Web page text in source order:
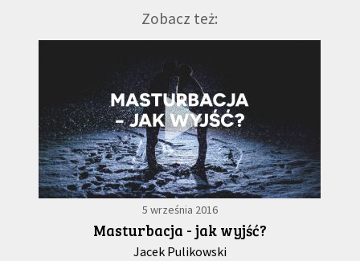
Zobacz też:
5 września 2016
Masturbacja - jak wyjść?
Jacek Pulikowski